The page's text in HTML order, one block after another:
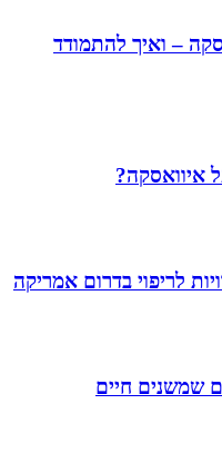
– ואיך להתמודד
איוואסקה?
לריפוי בדרום אמריקה
שמשנים חיים